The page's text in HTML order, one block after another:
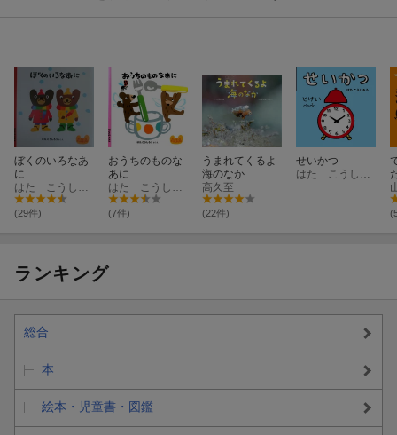
ぼくのいろなあ
に
(29件)
おうちのものな
あに
(7件)
うまれてくるよ
海のなか
高久至
(22件)
せいかつ
ランキング
総合
本
絵本・児童書・図鑑